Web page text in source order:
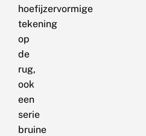
hoefijzervormige
tekening
op
de
rug,
ook
een
serie
bruine